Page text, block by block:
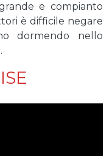
e compianto
è difficile negare
dormendo nello